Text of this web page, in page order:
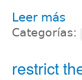
Leer más
Categorías:
restrict